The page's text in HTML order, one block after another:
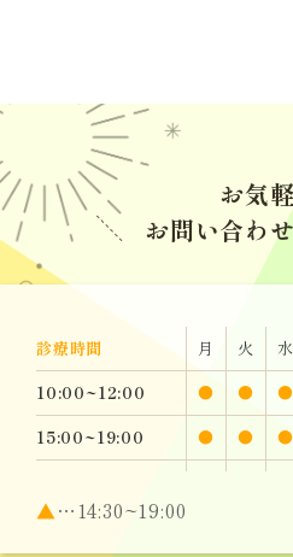
2023.06.02
アライナーの枚数と治療期間
2023.06.02
インビザラインドクターの選び方
2023.03.28
【インビザライン】未承認医療
お気
お問い合わ
診療時間 月 火 水
10:00~12:00
● ● ●
15:00~19:00
● ● ●
▲…14:30~19:00